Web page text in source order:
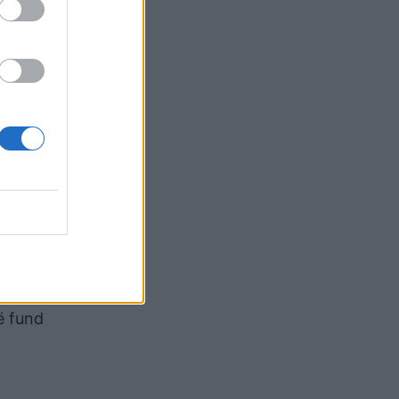
ende
fund